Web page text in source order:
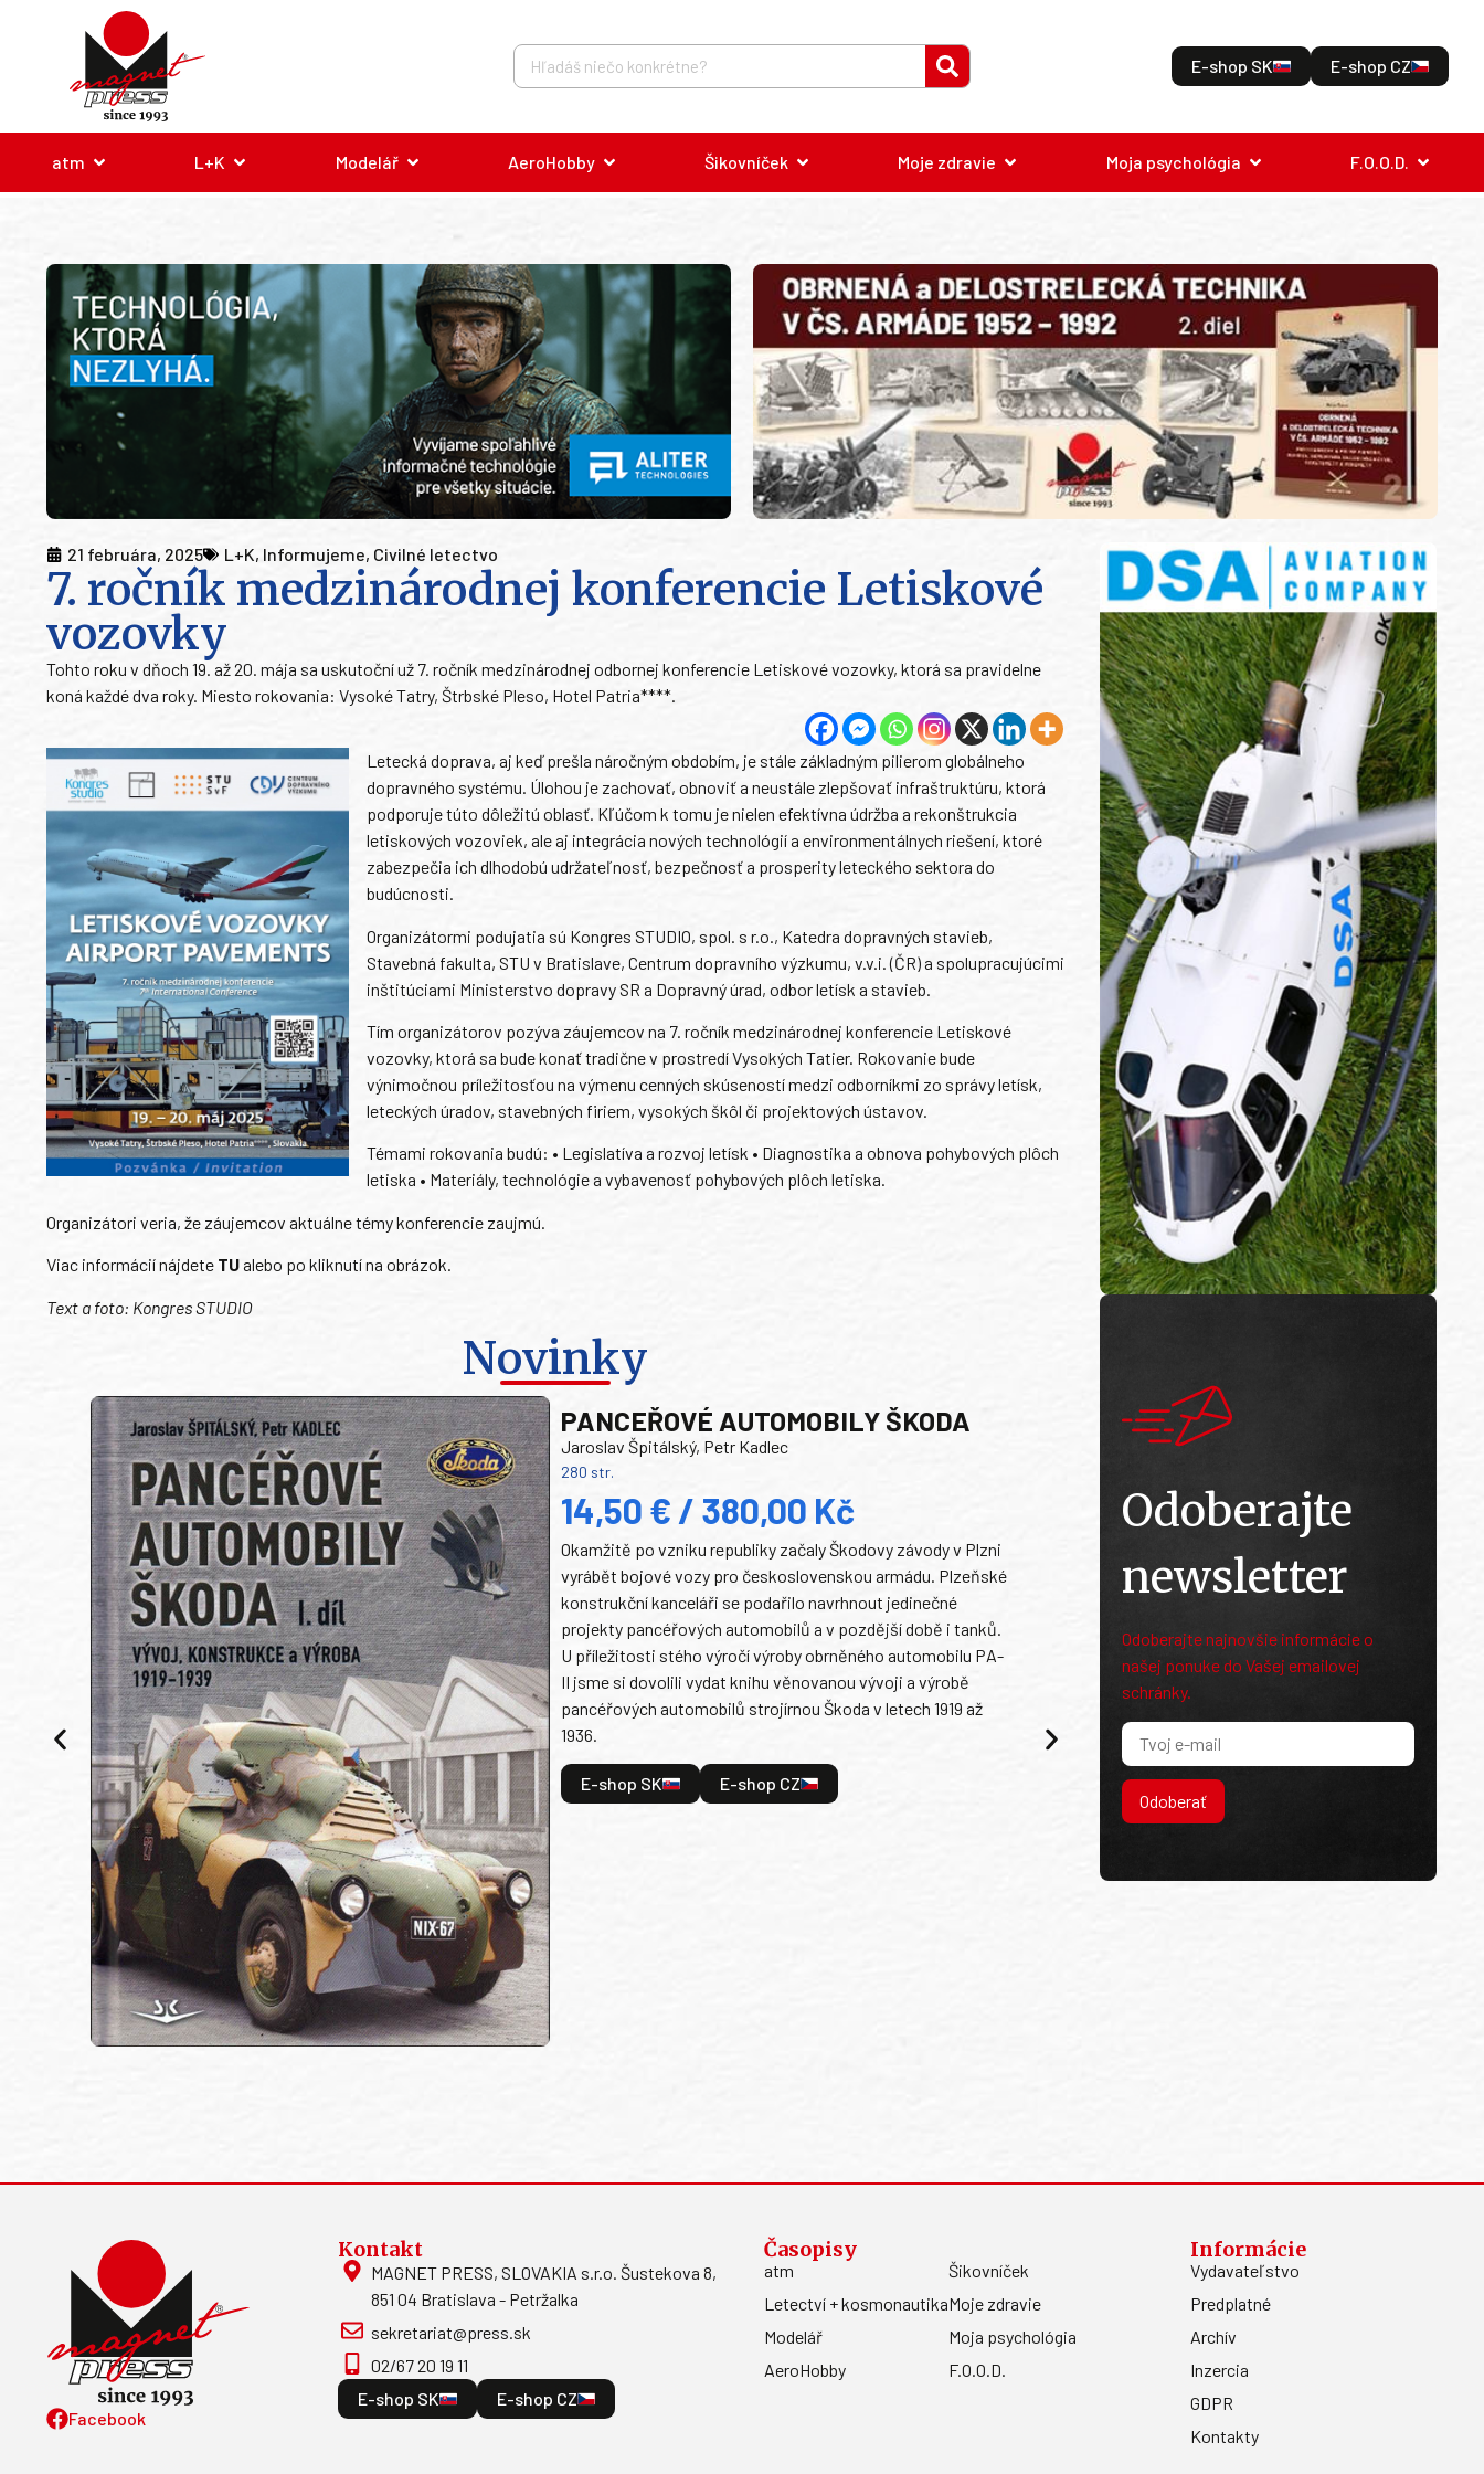
E-shop SK E-shop CZ
atm L+K Modelář AeroHobby Šikovníček Moje zdravie Moja psychológia F.O.O.D.
21 februára, 2025 L+K, Informujeme, Civilné letectvo
7. ročník medzinárodnej konferencie Letiskové
vozovky
Tohto roku v dňoch 19. až 20. mája sa uskutoční už 7. ročník medzinárodnej odbornej konferencie Letiskové vozovky, ktorá sa pravidelne
koná každé dva roky. Miesto rokovania: Vysoké Tatry, Štrbské Pleso, Hotel Patria****.
Letecká doprava, aj keď prešla náročným obdobím, je stále základným pilierom globálneho
dopravného systému. Úlohou je zachovať, obnoviť a neustále zlepšovať infraštruktúru, ktorá
podporuje túto dôležitú oblasť. Kľúčom k tomu je nielen efektívna údržba a rekonštrukcia
letiskových vozoviek, ale aj integrácia nových technológií a environmentálnych riešení, ktoré
zabezpečia ich dlhodobú udržateľnosť, bezpečnosť a prosperity leteckého sektora do
budúcnosti.
Organizátormi podujatia sú Kongres STUDIO, spol. s r.o., Katedra dopravných stavieb,
Stavebná fakulta, STU v Bratislave, Centrum dopravního výzkumu, v.v.i. (ČR) a spolupracujúcimi
inštitúciami Ministerstvo dopravy SR a Dopravný úrad, odbor letísk a stavieb.
Tím organizátorov pozýva záujemcov na 7. ročník medzinárodnej konferencie Letiskové
vozovky, ktorá sa bude konať tradične v prostredí Vysokých Tatier. Rokovanie bude
výnimočnou príležitosťou na výmenu cenných skúseností medzi odborníkmi zo správy letísk,
leteckých úradov, stavebných firiem, vysokých škôl či projektových ústavov.
Témami rokovania budú: • Legislatíva a rozvoj letísk • Diagnostika a obnova pohybových plôch
letiska • Materiály, technológie a vybavenosť pohybových plôch letiska.
Organizátori veria, že záujemcov aktuálne témy konferencie zaujmú.
Viac informácií nájdete TUalebo po kliknutí na obrázok.
Text a foto: Kongres STUDIO
Novinky
PANCEŘOVÉ AUTOMOBILY ŠKODA
Jaroslav Špitálský, Petr Kadlec
280 str.
14,50 € / 380,00 Kč
Okamžitě po vzniku republiky začaly Škodovy závody v Plzni
vyrábět bojové vozy pro československou armádu. Plzeňské
konstrukční kanceláři se podařilo navrhnout jedinečné
projekty pancéřových automobilů a v pozdější době i tanků.
U příležitosti stého výročí výroby obrněného automobilu PA-
II jsme si dovolili vydat knihu věnovanou vývoji a výrobě
pancéřových automobilů strojírnou Škoda v letech 1919 až
1936.
E-shop SK E-shop CZ
Odoberajte
newsletter
Odoberajte najnovšie informácie o
našej ponuke do Vašej emailovej
schránky.
Odoberať
Facebook
Kontakt
MAGNET PRESS, SLOVAKIA s.r.o. Šustekova 8,
851 04 Bratislava - Petržalka
sekretariat@press.sk
02/67 20 19 11
E-shop SK
E-shop CZ
Časopisy
atm
Letectví + kosmonautika
Modelář
AeroHobby
Šikovníček
Moje zdravie
Moja psychológia
F.O.O.D.
Informácie
Vydavateľstvo
Predplatné
Archív
Inzercia
GDPR
Kontakty